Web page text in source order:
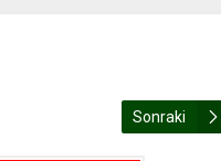
Sonraki